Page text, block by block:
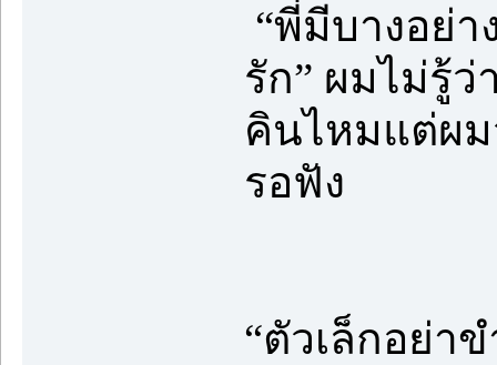
“พี่มีบางอย่า
รัก” ผมไม่รู้
คินไหมแต่ผ
รอฟัง
“ตัวเล็กอย่า